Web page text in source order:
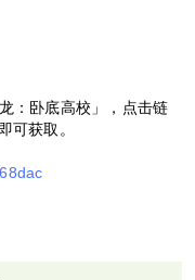
：卧底高校」，点击链
可获取。